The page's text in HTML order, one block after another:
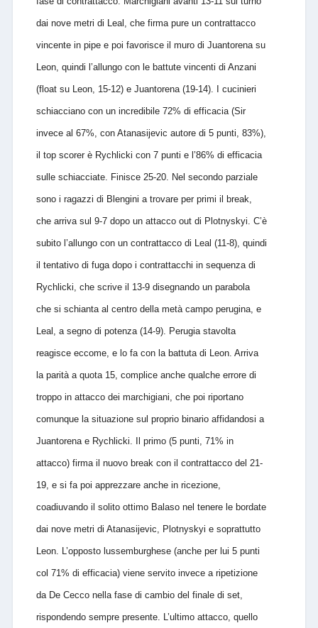
dai nove metri di Leal, che firma pure un contrattacco
vincente in pipe e poi favorisce il muro di Juantorena su
Leon, quindi l’allungo con le battute vincenti di Anzani
(float su Leon, 15-12) e Juantorena (19-14). I cucinieri
schiacciano con un incredibile 72% di efficacia (Sir
invece al 67%, con Atanasijevic autore di 5 punti, 83%),
il top scorer è Rychlicki con 7 punti e l’86% di efficacia
sulle schiacciate. Finisce 25-20. Nel secondo parziale
sono i ragazzi di Blengini a trovare per primi il break,
che arriva sul 9-7 dopo un attacco out di Plotnyskyi. C’è
subito l’allungo con un contrattacco di Leal (11-8), quindi
il tentativo di fuga dopo i contrattacchi in sequenza di
Rychlicki, che scrive il 13-9 disegnando un parabola
che si schianta al centro della metà campo perugina, e
Leal, a segno di potenza (14-9). Perugia stavolta
reagisce eccome, e lo fa con la battuta di Leon. Arriva
la parità a quota 15, complice anche qualche errore di
troppo in attacco dei marchigiani, che poi riportano
comunque la situazione sul proprio binario affidandosi a
Juantorena e Rychlicki. Il primo (5 punti, 71% in
attacco) firma il nuovo break con il contrattacco del 21-
19, e si fa poi apprezzare anche in ricezione,
coadiuvando il solito ottimo Balaso nel tenere le bordate
dai nove metri di Atanasijevic, Plotnyskyi e soprattutto
Leon. L’opposto lussemburghese (anche per lui 5 punti
col 71% di efficacia) viene servito invece a ripetizione
da De Cecco nella fase di cambio del finale di set,
rispondendo sempre presente. L’ultimo attacco, quello